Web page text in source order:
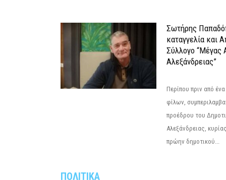
Σωτήρης
καταγγελία και
Σύλλογο “Μέγας
Αλεξάνδρειας”
Περίπου πριν από
φίλων,
προέδρου του
Αλεξάνδρειας,
πρώην δημοτικού...
ΠΟΛΙΤΙΚΑ